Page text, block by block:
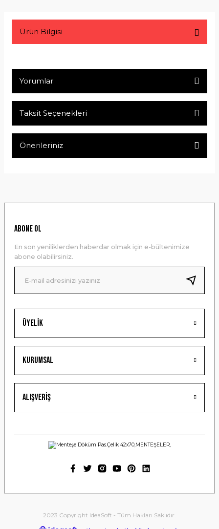
Ürün Bilgisi
Yorumlar
Taksit Seçenekleri
Önerileriniz
Ürün resmi kalitesiz, bozuk veya görüntülenemiyor.
Ürün bilgilerinde hatalar bulunuyor.
Ürün fiyatı diğer sitelerden daha pahalı.
Bu ürüne benzer farklı alternatifler olmalı.
Gönder
Üyelik
Kurumsal
Alışveriş
ABONE OL
En son yeniliklerden haberdar olmak için e-bültenimize
abone olabilirsiniz.
2023 Copyright IdeaSoft - Tüm Hakları Saklıdır.